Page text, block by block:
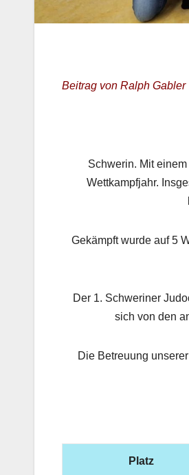
Beitrag von Ralph Gabler
Schwerin. Mit
Wettkampfjahr.
Gekämpft wurde auf 5
Der 1. Schweriner
sich von den
Die Betreuung
Platz